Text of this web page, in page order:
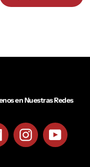
en Nuestras Redes
FacebookInstagramYouTube